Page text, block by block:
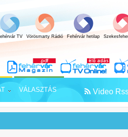
TV Vörösmarty Rádió Fehérvár hetilap
VÁLASZTÁS Video